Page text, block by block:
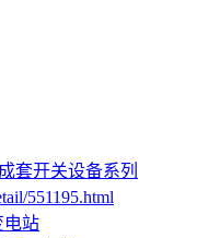
套开关设备系列
551195.html
电站